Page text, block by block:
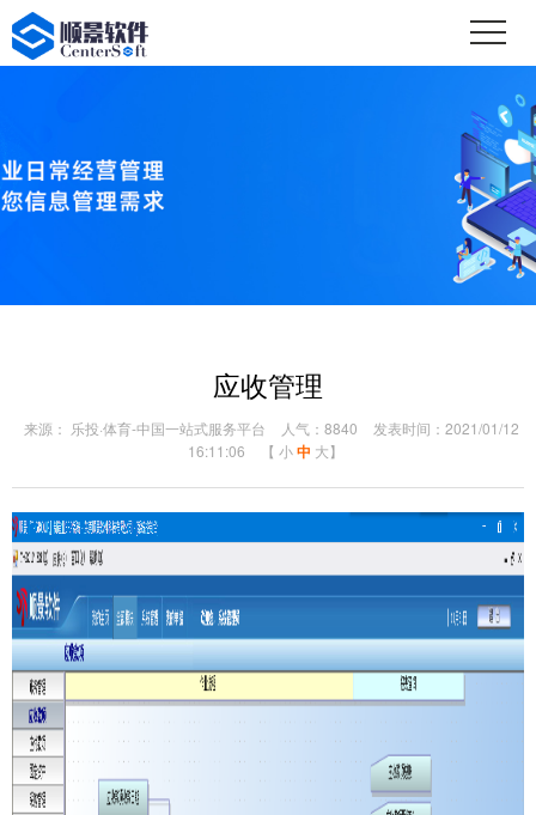
应收管理
来源： 乐投·体育-中国一站式服务平台 人气：8840
发表时间：2021/01/12
16:11:06
【 小 中 大】